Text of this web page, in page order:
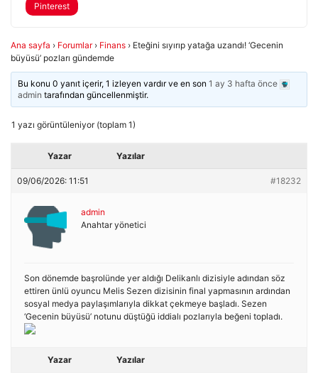
Pinterest
Ana sayfa › Forumlar › Finans › Eteğini sıyırıp yatağa uzandı! ‘Gecenin
büyüsü’ pozları gündemde
Bu konu 0 yanıt içerir, 1 izleyen vardır ve en son1 ay 3 hafta önce
admin tarafından güncellenmiştir.
1 yazı görüntüleniyor (toplam 1)
Yazar Yazılar
09/06/2026: 11:51 #18232
admin
Anahtar yönetici
Son dönemde başrolünde yer aldığı Delikanlı dizisiyle adından söz
ettiren ünlü oyuncu Melis Sezen dizisinin final yapmasının ardından
sosyal medya paylaşımlarıyla dikkat çekmeye başladı. Sezen
‘Gecenin büyüsü’ notunu düştüğü iddialı pozlarıyla beğeni topladı.
Yazar Yazılar